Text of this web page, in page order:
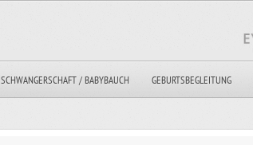
SCHWANGERSCHAFT / BABYBAUCH GEBURTSBEGLEITUNG